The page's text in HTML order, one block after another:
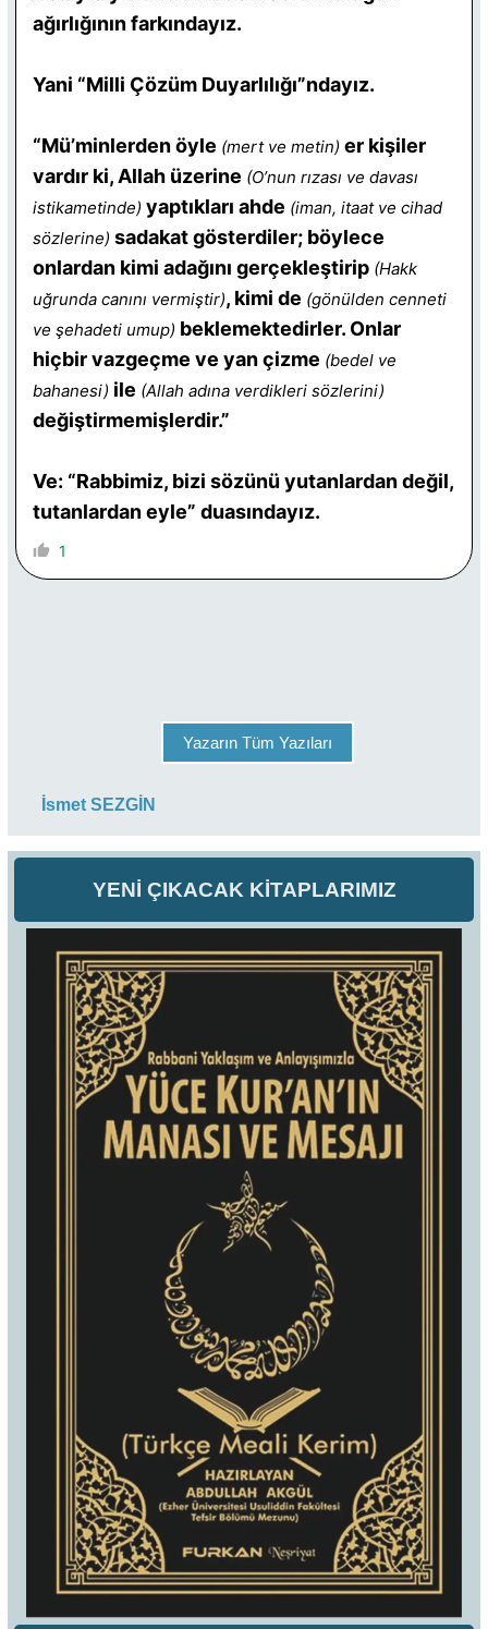
YENİ ÇIKACAK KİTAPLARIMIZ
ağırlığının farkındayız.
Yani “Milli Çözüm Duyarlılığı”ndayız.
“Mü’minlerden öyle (mert ve metin) er kişiler
vardır ki, Allah üzerine (O’nun rızası ve davası
istikametinde) yaptıkları ahde (iman, itaat ve cihad
sözlerine) sadakat gösterdiler; böylece
onlardan kimi adağını gerçekleştirip (Hakk
uğrunda canını vermiştir), kimi de (gönülden cenneti
ve şehadeti umup) beklemektedirler. Onlar
hiçbir vazgeçme ve yan çizme (bedel ve
bahanesi) ile (Allah adına verdikleri sözlerini)
değiştirmemişlerdir.”
Ve: “Rabbimiz, bizi sözünü yutanlardan değil,
tutanlardan eyle” duasındayız.
1
Yazarın Tüm Yazıları
İsmet SEZGİN